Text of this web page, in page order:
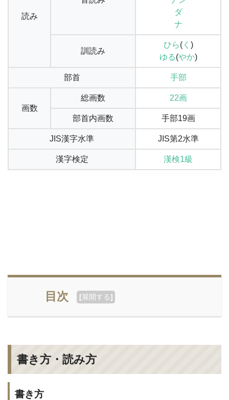
読み
ダ
ナ
訓読み
ひら(く )
ゆる(やか)
部首 手部
画数
総画数 22画
部首内画数 手部19画
JIS漢字水準 JIS第2水準
漢字検定 漢検1級
目次 [展開する]
書き方・読み方
書き方